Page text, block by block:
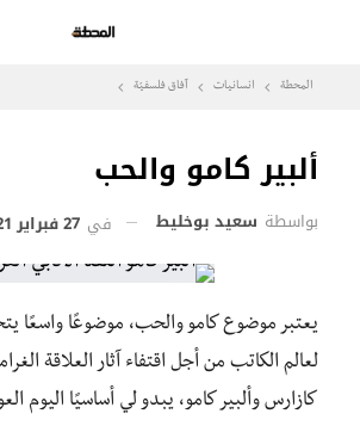
المحطة انسانيات آفاق فلسفيّة‎
ألبير كامو والحب
بواسطة سعيد بوخليط في 27 فبراير 2021
يعتبر موضوع كامو والحب، موضوعًا واسعًا
لعالم الكاتب من أجل اقتفاء آثار العلاقة
كازارس وألبير كامو، يبدو لي أساسيًا اليوم